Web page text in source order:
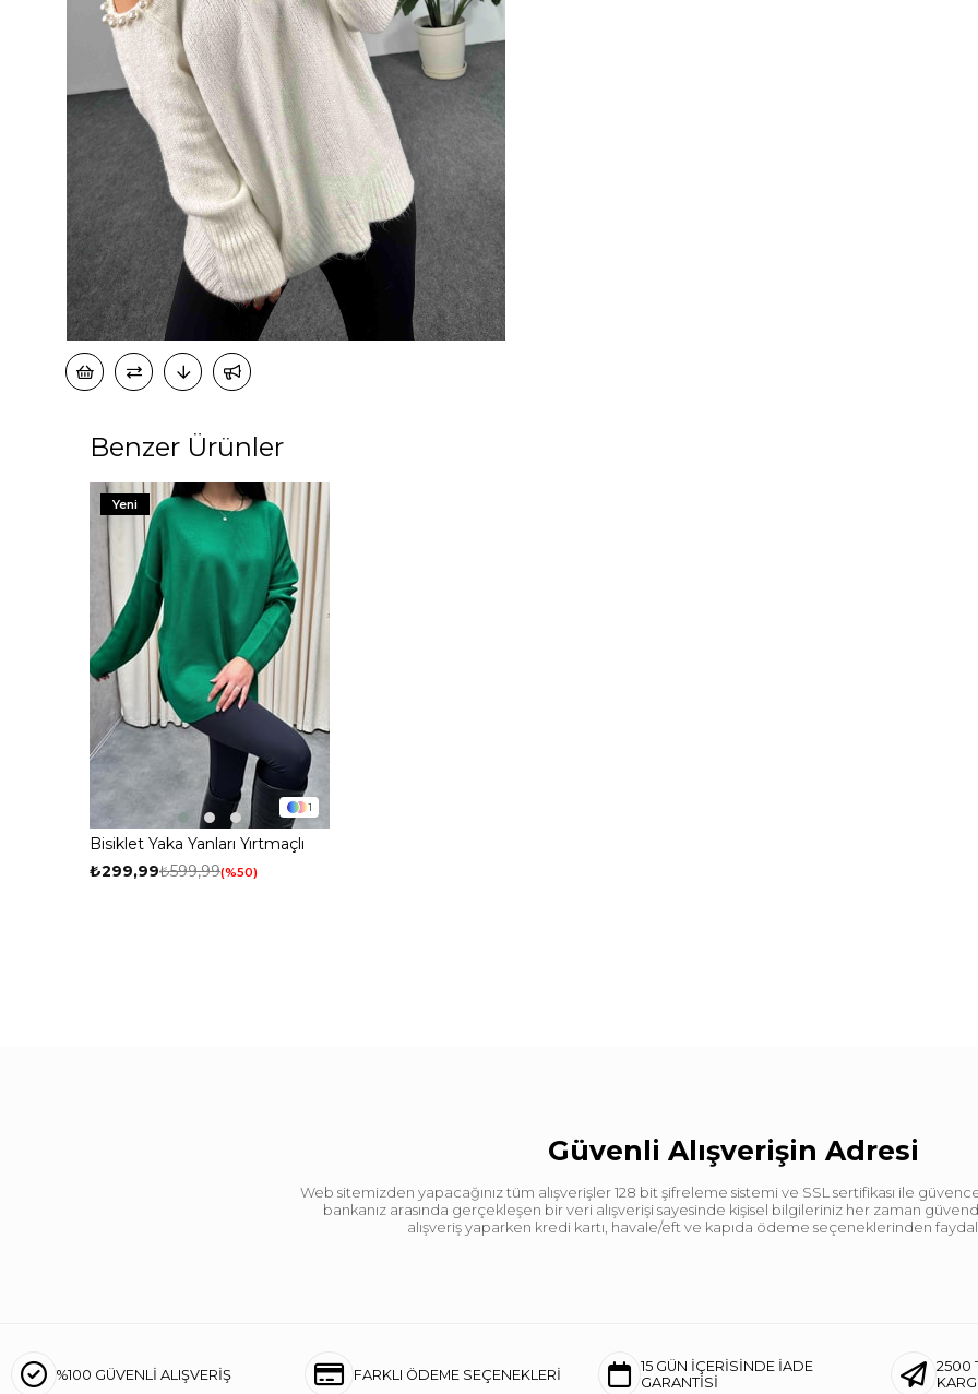
Benzer Ürünler
1
Bisiklet Yaka Yanları Yırtmaçlı
Triko Kazak Yeşil
₺299,99₺599,99 %50
Yeni
Güvenli Alışverişin Adresi
Web sitemizden yapacağınız tüm alışverişler 128 bit şifreleme sistemi ve SSL sertifikası ile
bankanız arasında gerçekleşen bir veri alışverişi sayesinde kişisel bilgileriniz her zaman
alışveriş yaparken kredi kartı, havale/eft ve kapıda ödeme seçeneklerinden
%100 GÜVENLİ ALIŞVERİŞ FARKLI ÖDEME SEÇENEKLERİ
15 GÜN İÇERİSİNDE İADE
GARANTİSİ
2500